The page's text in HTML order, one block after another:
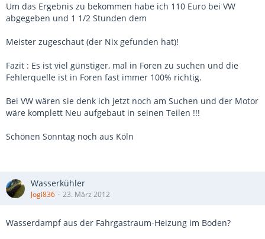
Um das Ergebnis zu bekommen habe ich 110 Euro bei VW
abgegeben und 1 1/2 Stunden dem
Meister zugeschaut (der Nix gefunden hat)!
Fazit : Es ist viel günstiger, mal in Foren zu suchen und die
Fehlerquelle ist in Foren fast immer 100% richtig.
Bei VW wären sie denk ich jetzt noch am Suchen und der Motor
wäre komplett Neu aufgebaut in seinen Teilen !!!
Schönen Sonntag noch aus Köln
Wasserkühler
Jogi836 23. März 2012
Wasserdampf aus der Fahrgastraum-Heizung im Boden?